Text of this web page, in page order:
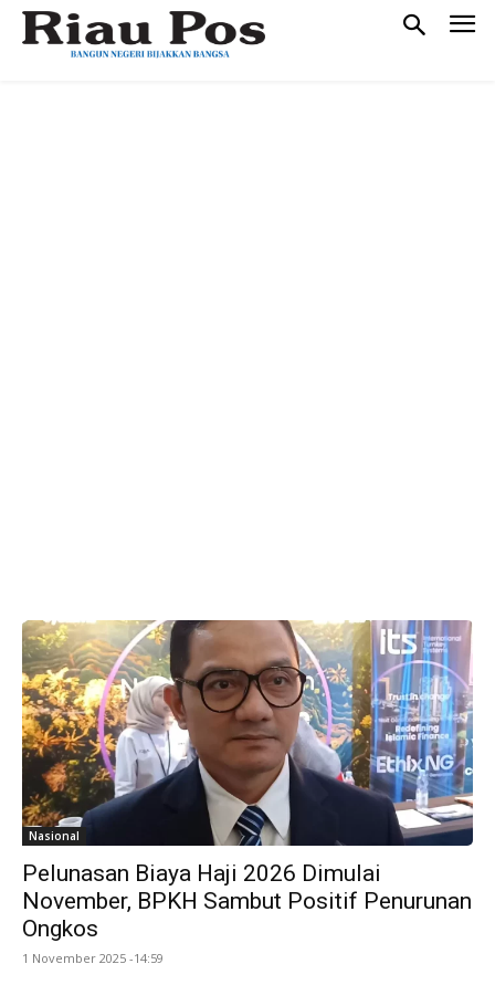
Nasional
Pelunasan Biaya Haji 2026 Dimulai
November, BPKH Sambut Positif Penurunan
Ongkos
1 November 2025 -14:59